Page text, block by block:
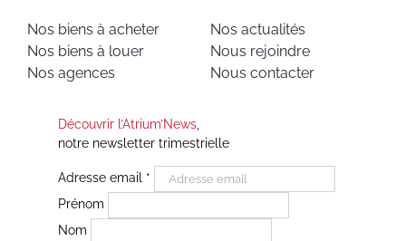
Nos biens à acheter
Nos biens à louer
Nos agences
Nos actualités
Nous rejoindre
Nous contacter
Découvrir l’Atrium’News,
notre newsletter trimestrielle
Adresse email *
Prénom
Nom